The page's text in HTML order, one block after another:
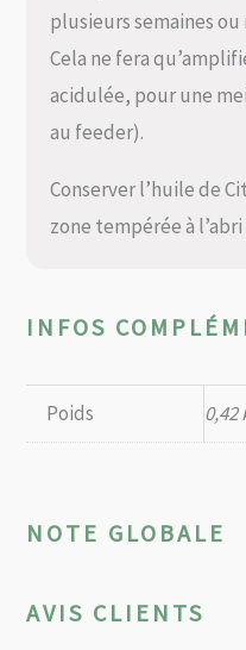
plusieurs semaines ou
Cela ne fera
acidulée, pour une
au feeder).
Conserver l’huile de
zone tempérée à
INFOS
Poids 0,42
NOTE GLOBALE
AVIS CLIENTS